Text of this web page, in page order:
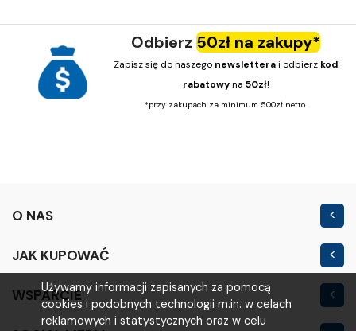
Używamy informacji zapisanych za pomocą
cookies i podobnych technologii m.in. w celach
reklamowych i statystycznych oraz w celu
Odbierz 50zł na zakupy*
Zapisz się do naszego newsletterai odbierz kod
rabatowyna 50zł!
*przy zakupach za minimum 500zł netto.
O NAS
Outlet
JAK KUPOWAĆ
Regulamin sklepu
Polityka prywatności
WSPARCIE
Moje konto